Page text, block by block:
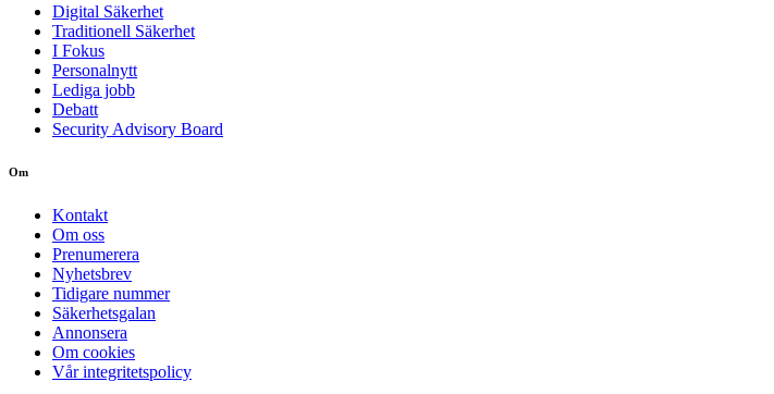
Digital Säkerhet
Traditionell Säkerhet
I Fokus
Personalnytt
Lediga jobb
Debatt
Security Advisory Board
Om
Kontakt
Om oss
Prenumerera
Nyhetsbrev
Tidigare nummer
Säkerhetsgalan
Annonsera
Om cookies
Vår integritetspolicy